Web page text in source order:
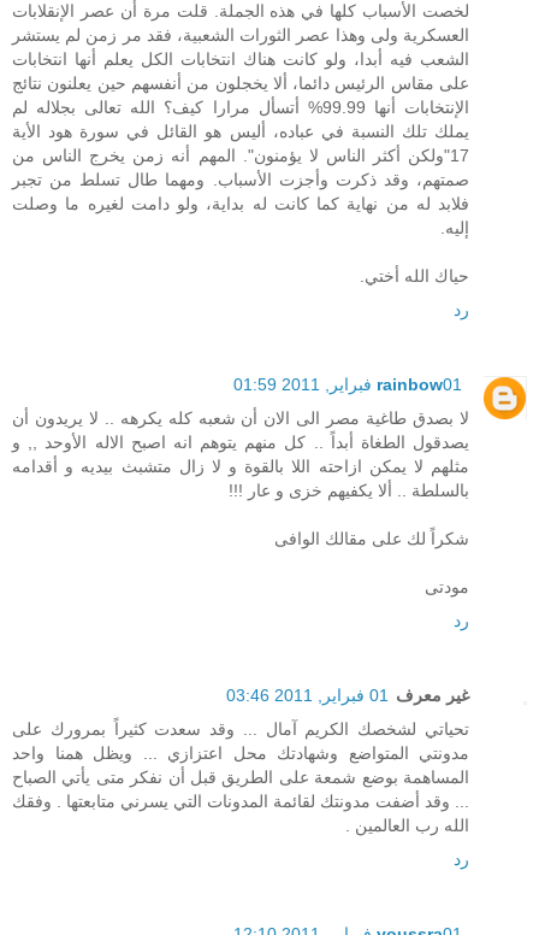
لخصت الأسباب كلها في هذه الجملة. قلت مرة أن عصر الإنقلابات
العسكرية ولى وهذا عصر الثورات الشعبية، فقد مر زمن لم يستشر
الشعب فيه أبدا، ولو كانت هناك انتخابات الكل يعلم أنها انتخابات
على مقاس الرئيس دائما، ألا يخجلون من أنفسهم حين يعلنون نتائج
الإنتخابات أنها 99.99% أتسأل مرارا كيف؟ الله تعالى بجلاله لم
يملك تلك النسبة في عباده، أليس هو القائل في سورة هود الأية
17"ولكن أكثر الناس لا يؤمنون". المهم أنه زمن يخرج الناس من
صمتهم، وقد ذكرت وأجزت الأسباب. ومهما طال تسلط من تجبر
فلابد له من نهاية كما كانت له بداية، ولو دامت لغيره ما وصلت
إليه.
حياك الله أختي.
رد
rainbow01 فبراير, 2011 01:59
لا بصدق طاغية مصر الى الان أن شعبه كله يكرهه .. لا يريدون أن
يصدقول الطغاة أبداً .. كل منهم يتوهم انه اصبح الاله الأوحد ,, و
مثلهم لا يمكن ازاحته اللا بالقوة و لا زال متشبث بيديه و أقدامه
بالسلطة .. ألا يكفيهم خزى و عار !!!
شكراً لك على مقالك الوافى
مودتى
رد
غير معرف
01 فبراير, 2011 03:46
تحياتي لشخصك الكريم آمال ... وقد سعدت كثيراً بمرورك على
مدونتي المتواضع وشهادتك محل اعتزازي ... ويظل همنا واحد
المساهمة بوضع شمعة على الطريق قبل أن نفكر متى يأتي الصباح
... وقد أضفت مدونتك لقائمة المدونات التي يسرني متابعتها . وفقك
الله رب العالمين .
رد